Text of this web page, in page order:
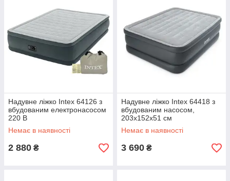
Надувне ліжко Intex 64126 з
вбудованим електронасосом
220 В
Немає в наявності
2 880 ₴
Надувне ліжко Intex 64418 з
вбудованим насосом,
203х152х51 см
Немає в наявності
3 690 ₴